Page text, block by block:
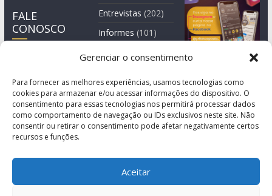
Gerenciar o consentimento
Para fornecer as melhores experiências, usamos tecnologias como
cookies para armazenar e/ou acessar informações do dispositivo. O
consentimento para essas tecnologias nos permitirá processar dados
como comportamento de navegação ou IDs exclusivos neste site. Não
consentir ou retirar o consentimento pode afetar negativamente certos
recursos e funções.
Aceitar
FALE
CONOSCO
Entrevistas (202)
Informes (101)